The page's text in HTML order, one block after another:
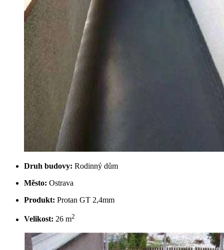
Druh budovy: Rodinný dům
Město: Ostrava
Produkt: Protan GT 2,4mm
Velikost: 26 m2